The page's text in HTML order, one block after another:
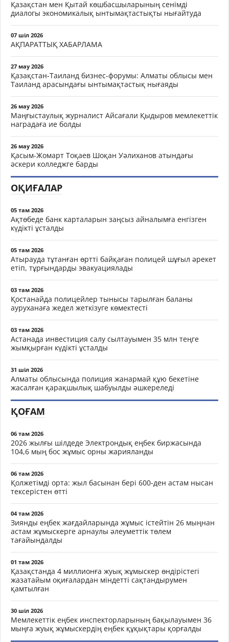
Қазақстан мен Қытай көшбасшыларының сенімді
диалогы экономикалық ынтымақтастықты нығайтуда
07 шіл 2026
АҚПАРАТТЫҚ ХАБАРЛАМА
27 мау 2026
Қазақстан-Таиланд бизнес-форумы: Алматы облысы мен
Таиланд арасындағы ынтымақтастық нығаяды
26 мау 2026
Маңғыстаулық журналист Айсағали Қыдыров мемлекеттік
наградаға ие болды
26 мау 2026
Қасым-Жомарт Тоқаев Шоқан Уәлиханов атындағы
әскери колледжге барды
ОҚИҒАЛАР
05 там 2026
Ақтөбеде банк карталарын заңсыз айналымға енгізген
күдікті ұсталды
05 там 2026
Атырауда тұтанған өртті байқаған полицей шұғыл әрекет
етіп, тұрғындарды эвакуациялады
03 там 2026
Қостанайда полицейлер тынысы тарылған баланы
ауруханаға жедел жеткізуге көмектесті
03 там 2026
Астанада инвестиция салу сылтауымен 35 млн теңге
жымқырған күдікті ұсталды
31 шіл 2026
Алматы облысында полиция жанармай құю бекетіне
жасалған қарақшылық шабуылды әшкереледі
ҚОҒАМ
06 там 2026
2026 жылғы шілдеде Электрондық еңбек биржасында
104,6 мың бос жұмыс орны жарияланды
06 там 2026
Қолжетімді орта: жыл басынан бері 600-ден астам нысан
тексерістен өтті
04 там 2026
Зиянды еңбек жағдайларында жұмыс істейтін 26 мыңнан
астам жұмыскерге арнаулы әлеуметтік төлем
тағайындалды
01 там 2026
Қазақстанда 4 миллионға жуық жұмыскер өндірістегі
жазатайым оқиғалардан міндетті сақтандырумен
қамтылған
30 шіл 2026
Мемлекеттік еңбек инспекторларының бақылауымен 36
мыңға жуық жұмыскердің еңбек құқықтары қорғалды